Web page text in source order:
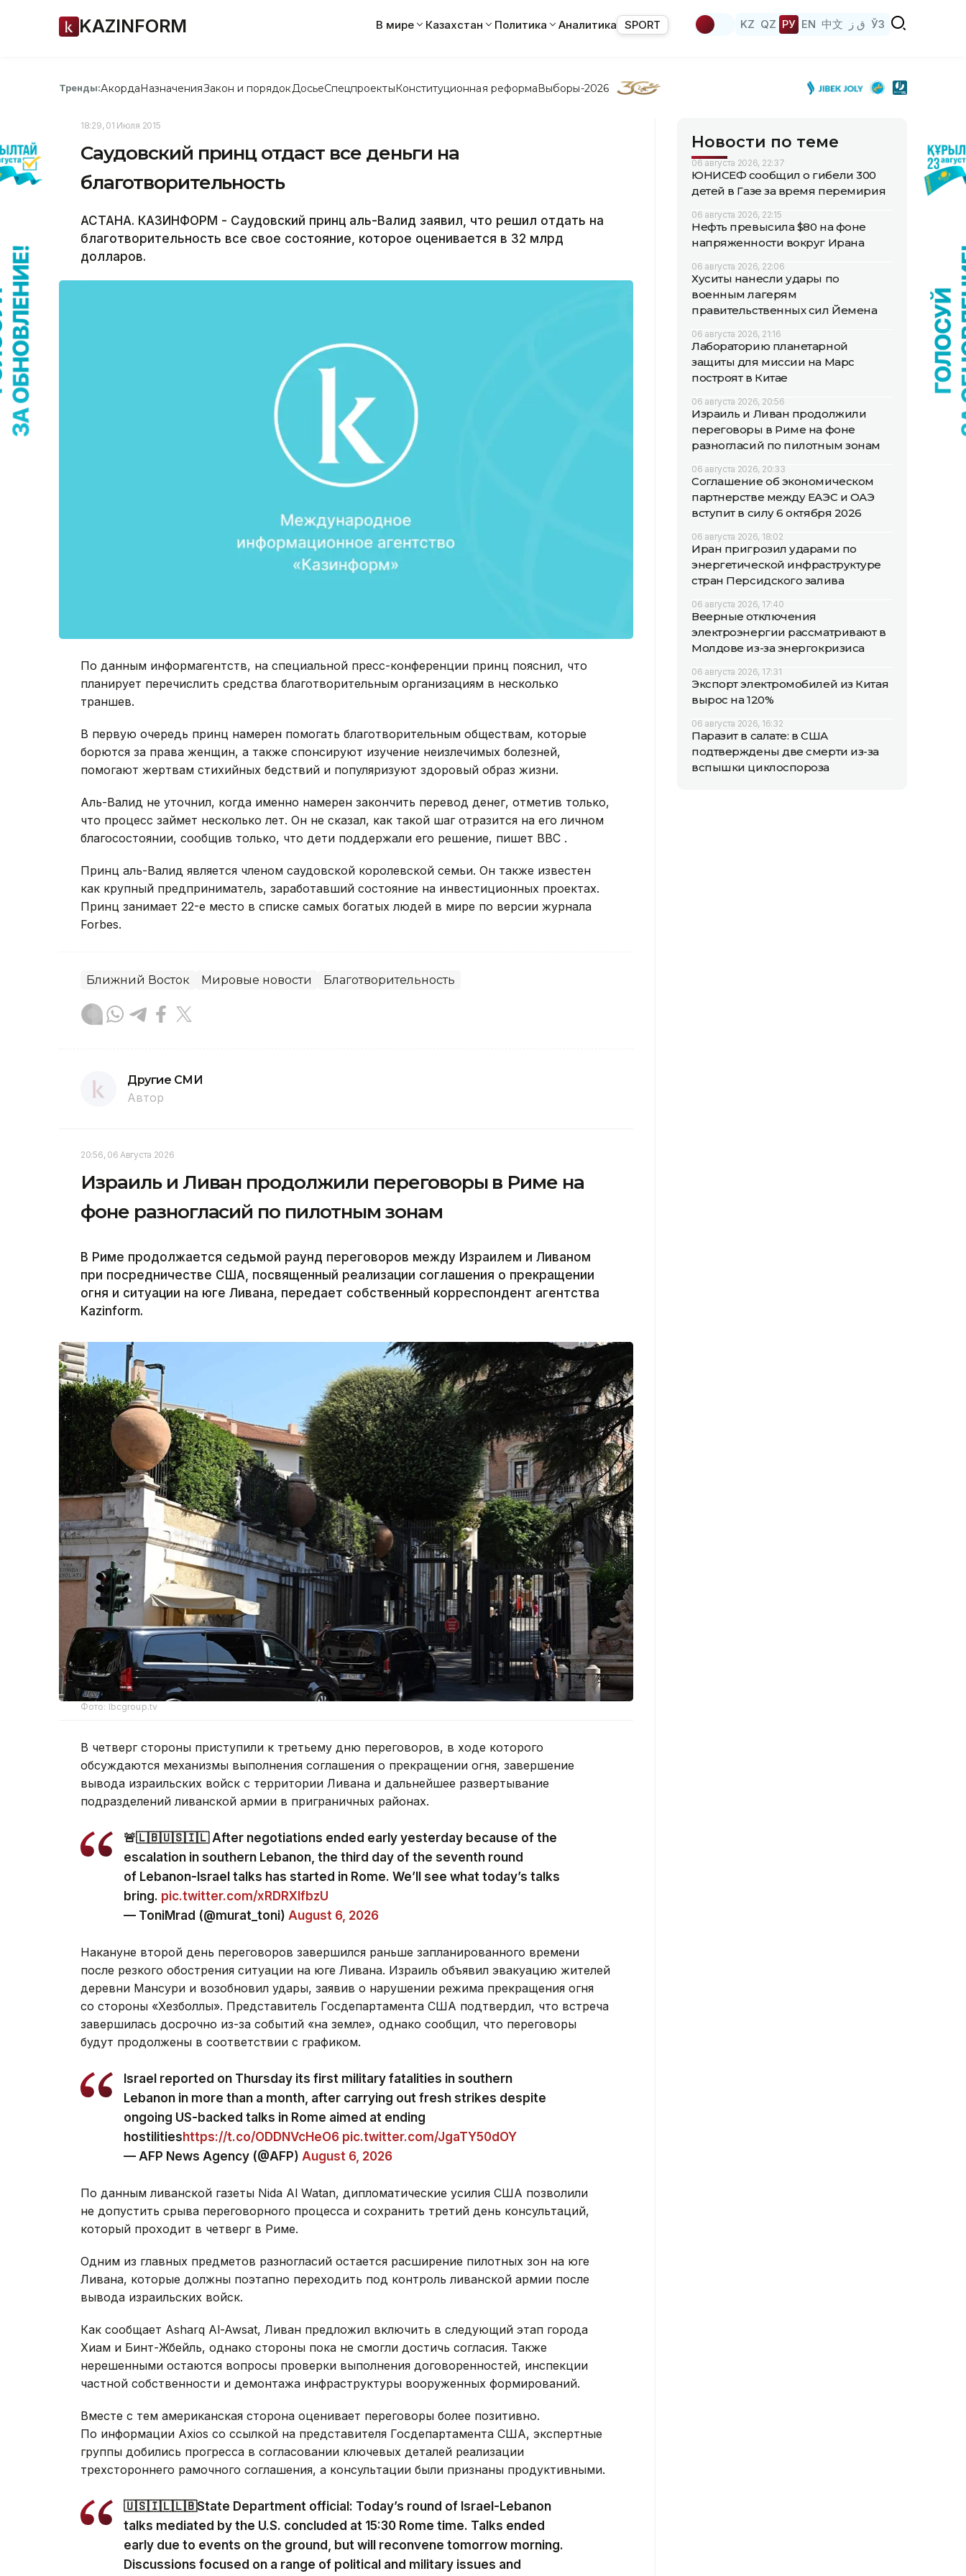
KAZINFORM В мире Казахстан Политика Аналитика SPORT KZ QZ РУ EN 中文 ق ز ЎЗ
Тренды:АкордаНазначенияЗакон и порядок ДосьеСпецпроектыКонституционная реформаВыборы-2026
18:29, 01 Июля 2015
Саудовский принц отдаст все деньги на
благотворительность
АСТАНА. КАЗИНФОРМ - Саудовский принц аль-Валид заявил, что решил отдать на
благотворительность все свое состояние, которое оценивается в 32 млрд
долларов.
По данным информагентств, на специальной пресс-конференции принц пояснил, что
планирует перечислить средства благотворительным организациям в несколько
траншев.
В первую очередь принц намерен помогать благотворительным обществам, которые
борются за права женщин, а также спонсируют изучение неизлечимых болезней,
помогают жертвам стихийных бедствий и популяризуют здоровый образ жизни.
Аль-Валид не уточнил, когда именно намерен закончить перевод денег, отметив только,
что процесс займет несколько лет. Он не сказал, как такой шаг отразится на его личном
благосостоянии, сообщив только, что дети поддержали его решение, пишет ВВС .
Принц аль-Валид является членом саудовской королевской семьи. Он также известен
как крупный предприниматель, заработавший состояние на инвестиционных проектах.
Принц занимает 22-е место в списке самых богатых людей в мире по версии журнала
Forbes.
Ближний Восток Мировые новости Благотворительность
Другие СМИ
Автор
20:56, 06 Августа 2026
Израиль и Ливан продолжили переговоры в Риме на
фоне разногласий по пилотным зонам
В Риме продолжается седьмой раунд переговоров между Израилем и Ливаном
при посредничестве США, посвященный реализации соглашения о прекращении
огня и ситуации на юге Ливана, передает собственный корреспондент агентства
Kazinform.
Фото: lbcgroup.tv
В четверг стороны приступили к третьему дню переговоров, в ходе которого
обсуждаются механизмы выполнения соглашения о прекращении огня, завершение
вывода израильских войск с территории Ливана и дальнейшее развертывание
подразделений ливанской армии в приграничных районах.
🚨🇱🇧🇺🇸🇮🇱 After negotiations ended early yesterday because of the
escalation in southern Lebanon, the third day of the seventh round
of Lebanon-Israel talks has started in Rome. We’ll see what today’s talks
bring. pic.twitter.com/xRDRXlfbzU
— ToniMrad (@murat_toni) August 6, 2026
Накануне второй день переговоров завершился раньше запланированного времени
после резкого обострения ситуации на юге Ливана. Израиль объявил эвакуацию жителей
деревни Мансури и возобновил удары, заявив о нарушении режима прекращения огня
со стороны «Хезболлы». Представитель Госдепартамента США подтвердил, что встреча
завершилась досрочно из-за событий «на земле», однако сообщил, что переговоры
будут продолжены в соответствии с графиком.
Israel reported on Thursday its first military fatalities in southern
Lebanon in more than a month, after carrying out fresh strikes despite
ongoing US-backed talks in Rome aimed at ending
hostilitieshttps://t.co/ODDNVcHeO6 pic.twitter.com/JgaTY50dOY
— AFP News Agency (@AFP) August 6, 2026
По данным ливанской газеты Nida Al Watan, дипломатические усилия США позволили
не допустить срыва переговорного процесса и сохранить третий день консультаций,
который проходит в четверг в Риме.
Одним из главных предметов разногласий остается расширение пилотных зон на юге
Ливана, которые должны поэтапно переходить под контроль ливанской армии после
вывода израильских войск.
Как сообщает Asharq Al-Awsat, Ливан предложил включить в следующий этап города
Хиам и Бинт-Жбейль, однако стороны пока не смогли достичь согласия. Также
нерешенными остаются вопросы проверки выполнения договоренностей, инспекции
частной собственности и демонтажа инфраструктуры вооруженных формирований.
Вместе с тем американская сторона оценивает переговоры более позитивно.
По информации Axios со ссылкой на представителя Госдепартамента США, экспертные
группы добились прогресса в согласовании ключевых деталей реализации
трехстороннего рамочного соглашения, а консультации были признаны продуктивными.
🇺🇸🇮🇱🇱🇧State Department official: Today’s round of Israel-Lebanon
talks mediated by the U.S. concluded at 15:30 Rome time. Talks ended
early due to events on the ground, but will reconvene tomorrow morning.
Discussions focused on a range of political and military issues and
Новости по теме
06 августа 2026, 22:37
ЮНИСЕФ сообщил о гибели 300
детей в Газе за время перемирия
06 августа 2026, 22:15
Нефть превысила $80 на фоне
напряженности вокруг Ирана
06 августа 2026, 22:06
Хуситы нанесли удары по
военным лагерям
правительственных сил Йемена
06 августа 2026, 21:16
Лабораторию планетарной
защиты для миссии на Марс
построят в Китае
06 августа 2026, 20:56
Израиль и Ливан продолжили
переговоры в Риме на фоне
разногласий по пилотным зонам
06 августа 2026, 20:33
Соглашение об экономическом
партнерстве между ЕАЭС и ОАЭ
вступит в силу 6 октября 2026
06 августа 2026, 18:02
Иран пригрозил ударами по
энергетической инфраструктуре
стран Персидского залива
06 августа 2026, 17:40
Веерные отключения
электроэнергии рассматривают в
Молдове из-за энергокризиса
06 августа 2026, 17:31
Экспорт электромобилей из Китая
вырос на 120%
06 августа 2026, 16:32
Паразит в салате: в США
подтверждены две смерти из-за
вспышки циклоспороза